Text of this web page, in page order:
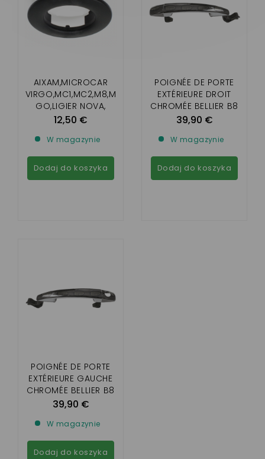
AIXAM,MICROCAR
VIRGO,MC1,MC2,M8,M
GO,LIGIER NOVA,
XTOO R/S/RS,IX0,
JS60,CHATENET26,28,
30,32, JDM , BELLIER
B8
12,50 €
W magazynie
Dodaj do koszyka
POIGNÉE DE PORTE
EXTÉRIEURE DROIT
CHROMÉE BELLIER B8
/ CHATENET CH40 ,
39,90 €
W magazynie
Dodaj do koszyka
POIGNÉE DE PORTE
EXTÉRIEURE GAUCHE
CHROMÉE BELLIER B8
/ CHATENET CH40,
39,90 €
W magazynie
Dodaj do koszyka